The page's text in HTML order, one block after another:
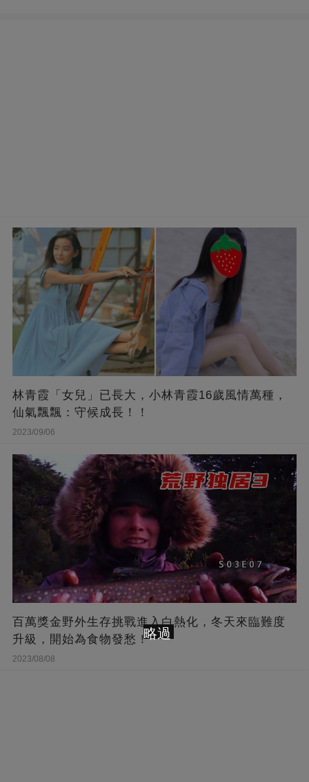
林青霞「女兒」已長大，小林青霞16歲風情萬種，
仙氣飄飄：守候成長！！
2023/09/06
百萬獎金野外生存挑戰進入白熱化，冬天來臨難度
升級，開始為食物發愁！
2023/08/08
略過